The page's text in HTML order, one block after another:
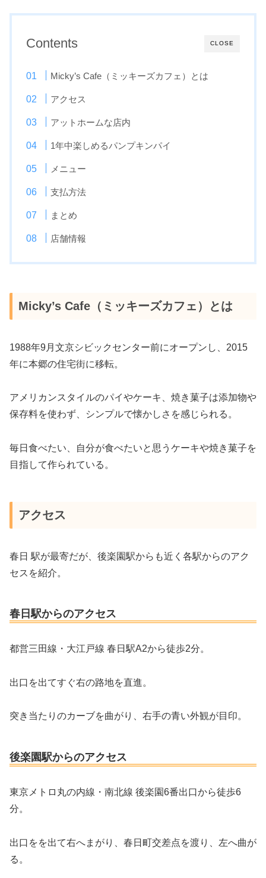
CLOSE
Contents
Micky’s Cafe（ミッキーズカフェ）とは
アクセス
アットホームな店内
1年中楽しめるパンプキンパイ
メニュー
支払方法
まとめ
店舗情報
Micky’s Cafe（ミッキーズカフェ）とは
1988年9月文京シビックセンター前にオープンし、2015
年に本郷の住宅街に移転。
アメリカンスタイルのパイやケーキ、焼き菓子は添加物や
保存料を使わず、シンプルで懐かしさを感じられる。
毎日食べたい、自分が食べたいと思うケーキや焼き菓子を
目指して作られている。
アクセス
春日 駅が最寄だが、後楽園駅からも近く各駅からのアク
セスを紹介。
春日駅からのアクセス
都営三田線・大江戸線 春日駅A2から徒歩2分。
出口を出てすぐ右の路地を直進。
突き当たりのカーブを曲がり、右手の青い外観が目印。
後楽園駅からのアクセス
東京メトロ丸の内線・南北線 後楽園6番出口から徒歩6
分。
出口をを出て右へまがり、春日町交差点を渡り、左へ曲が
る。